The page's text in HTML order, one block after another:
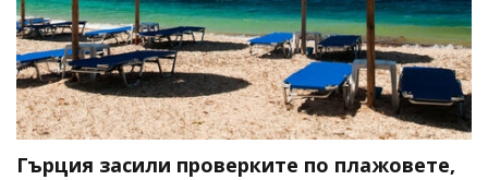
Гърция засили проверките по плажовете,